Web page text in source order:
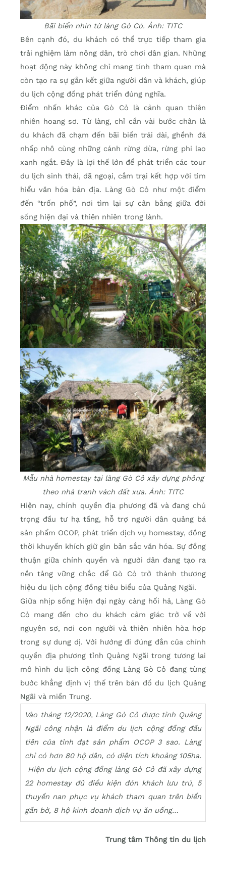
Bãi biển nhìn từ làng Gò Cỏ. Ảnh: TITC
Bên cạnh đó, du khách có thể trực tiếp tham gia
trải nghiệm làm nông dân, trò chơi dân gian. Những
hoạt động này không chỉ mang tính tham quan mà
còn tạo ra sự gắn kết giữa người dân và khách, giúp
du lịch cộng đồng phát triển đúng nghĩa.
Điểm nhấn khác của Gò Cỏ là cảnh quan thiên
nhiên hoang sơ. Từ làng, chỉ cần vài bước chân là
du khách đã chạm đến bãi biển trải dài, ghềnh đá
nhấp nhô cùng những cánh rừng dừa, rừng phi lao
xanh ngắt. Đây là lợi thế lớn để phát triển các tour
du lịch sinh thái, dã ngoại, cắm trại kết hợp với tìm
hiểu văn hóa bản địa. Làng Gò Cỏ như một điểm
đến “trốn phố”, nơi tìm lại sự cân bằng giữa đời
sống hiện đại và thiên nhiên trong lành.
Mẫu nhà homestay tại làng Gò Cỏ xây dựng phỏng
theo nhà tranh vách đất xưa. Ảnh: TITC
Hiện nay, chính quyền địa phương đã và đang chú
trọng đầu tư hạ tầng, hỗ trợ người dân quảng bá
sản phẩm OCOP, phát triển dịch vụ homestay, đồng
thời khuyến khích giữ gìn bản sắc văn hóa. Sự đồng
thuận giữa chính quyền và người dân đang tạo ra
nền tảng vững chắc để Gò Cỏ trở thành thương
hiệu du lịch cộng đồng tiêu biểu của Quảng Ngãi.
Giữa nhịp sống hiện đại ngày càng hối hả, Làng Gò
Cỏ mang đến cho du khách cảm giác trở về với
nguyên sơ, nơi con người và thiên nhiên hòa hợp
trong sự dung dị. Với hướng đi đúng đắn của chính
quyền địa phương tỉnh Quảng Ngãi trong tương lai
mô hình du lịch cộng đồng Làng Gò Cỏ đang từng
bước khẳng định vị thế trên bản đồ du lịch Quảng
Ngãi và miền Trung.
Vào tháng 12/2020, Làng Gò Cỏ được tỉnh Quảng
Ngãi công nhận là điểm du lịch cộng đồng đầu
tiên của tỉnh đạt sản phẩm OCOP 3 sao. Làng
chỉ có hơn 80 hộ dân, có diện tích khoảng 105ha.
Hiện du lịch cộng đồng làng Gò Cỏ đã xây dựng
22 homestay đủ điều kiện đón khách lưu trú, 5
thuyền nan phục vụ khách tham quan trên biển
gần bờ, 8 hộ kinh doanh dịch vụ ăn uống…
Trung tâm Thông tin du lịch